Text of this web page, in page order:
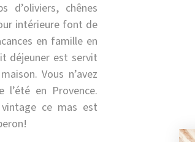
d’oliviers, chênes
intérieure font de
en famille en
déjeuner est servit
Vous n’avez
en Provence.
ce mas est